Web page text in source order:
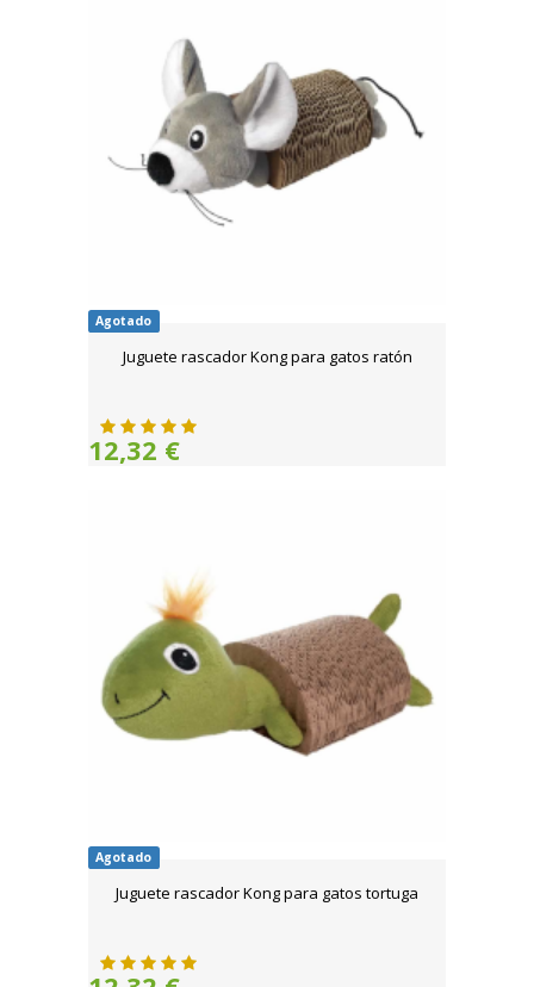
Agotado
Juguete rascador Kong para gatos ratón
12,32 €
Agotado
Juguete rascador Kong para gatos tortuga